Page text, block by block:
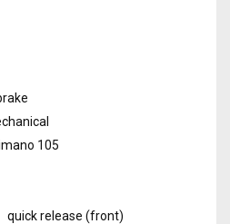
105
quick release (front)